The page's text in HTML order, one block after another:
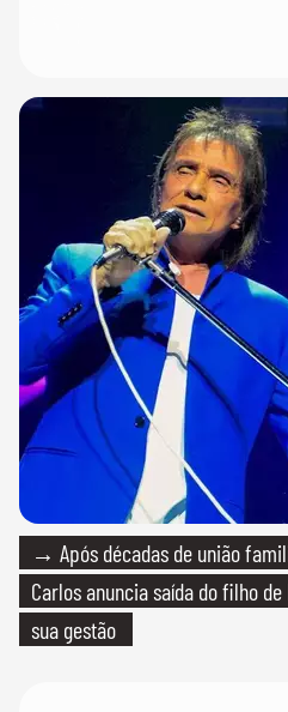
→ Após décadas de união
Carlos anuncia saída do filho
sua gestão